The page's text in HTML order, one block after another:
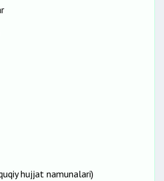
hujjat namunalari)